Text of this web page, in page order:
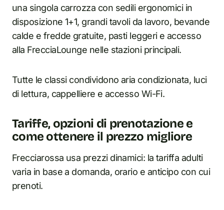
una singola carrozza con sedili ergonomici in
disposizione 1+1, grandi tavoli da lavoro, bevande
calde e fredde gratuite, pasti leggeri e accesso
alla FrecciaLounge nelle stazioni principali.
Tutte le classi condividono aria condizionata, luci
di lettura, cappelliere e accesso Wi-Fi.
Tariffe, opzioni di prenotazione e
come ottenere il prezzo migliore
Frecciarossa usa prezzi dinamici: la tariffa adulti
varia in base a domanda, orario e anticipo con cui
prenoti.